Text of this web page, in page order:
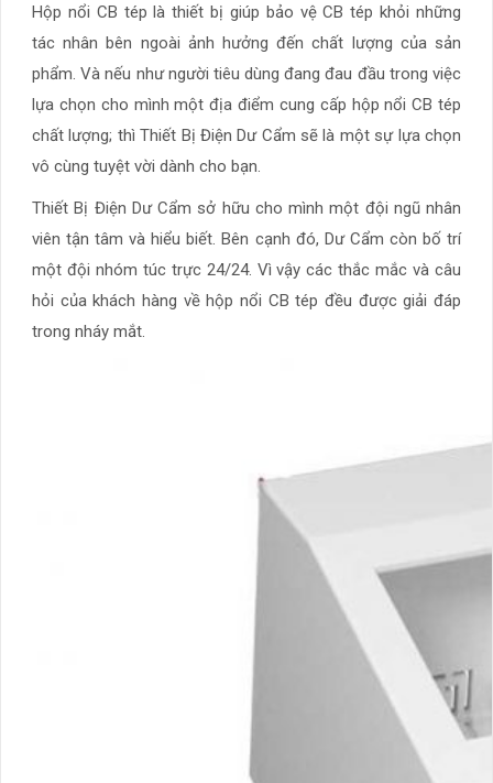
Hộp nổi CB tép là thiết bị giúp bảo vệ CB tép khỏi những
tác nhân bên ngoài ảnh hưởng đến chất lượng của sản
phẩm. Và nếu như người tiêu dùng đang đau đầu trong việc
lựa chọn cho mình một địa điểm cung cấp hộp nổi CB tép
chất lượng; thì Thiết Bị Điện Dư Cẩm sẽ là một sự lựa chọn
vô cùng tuyệt vời dành cho bạn.
Thiết Bị Điện Dư Cẩm sở hữu cho mình một đội ngũ nhân
viên tận tâm và hiểu biết. Bên cạnh đó, Dư Cẩm còn bố trí
một đội nhóm túc trực 24/24. Vì vậy các thắc mắc và câu
hỏi của khách hàng về hộp nổi CB tép đều được giải đáp
trong nháy mắt.